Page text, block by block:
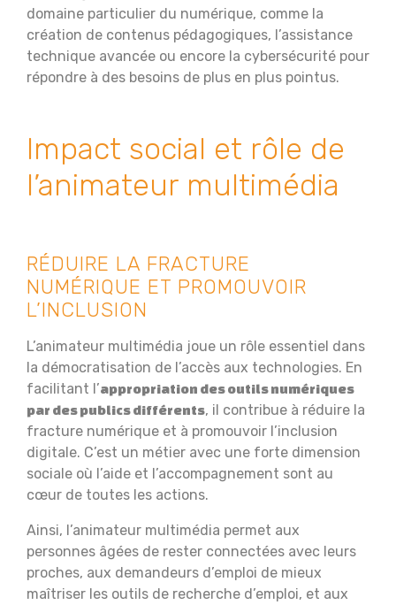
domaine particulier du numérique, comme la
création de contenus pédagogiques, l’assistance
technique avancée ou encore la cybersécurité pour
répondre à des besoins de plus en plus pointus.
Impact social et rôle de
l’animateur multimédia
RÉDUIRE LA FRACTURE
NUMÉRIQUE ET PROMOUVOIR
L’INCLUSION
L’animateur multimédia joue un rôle essentiel dans
la démocratisation de l’accès aux technologies. En
facilitant l’appropriation des outils numériques
par des publics différents, il contribue à réduire la
fracture numérique et à promouvoir l’inclusion
digitale. C’est un métier avec une forte dimension
sociale où l’aide et l’accompagnement sont au
cœur de toutes les actions.
Ainsi, l’animateur multimédia permet aux
personnes âgées de rester connectées avec leurs
proches, aux demandeurs d’emploi de mieux
maîtriser les outils de recherche d’emploi, et aux